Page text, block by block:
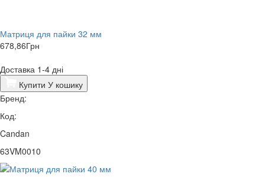
Матриця для пайки 32 мм
678,86Грн
Доставка 1-4 дні
Купити У кошику
Бренд:
Код:
Candan
63VM0010